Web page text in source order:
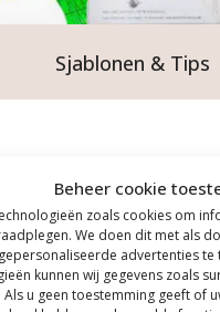
Beheer cookie
zoals cookies om
We doen dit met als
advertenties
kunnen wij gegevens zoals
Als u geen toestemming geeft of
Sjablonen & Tips